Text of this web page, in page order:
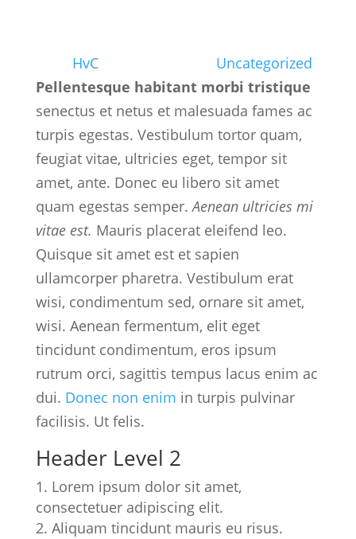
HvC|
Uncategorized
Pellentesque habitant morbi tristique
senectus et netus et malesuada fames ac
turpis egestas. Vestibulum tortor quam,
feugiat vitae, ultricies eget, tempor sit
amet, ante. Donec eu libero sit amet
quam egestas semper.Aenean ultricies mi
vitae est. Mauris placerat eleifend leo.
Quisque sit amet est et sapien
ullamcorper pharetra. Vestibulum erat
wisi, condimentum sed, ornare sit amet,
wisi. Aenean fermentum, elit eget
tincidunt condimentum, eros ipsum
rutrum orci, sagittis tempus lacus enim ac
dui. Donec non enim in turpis pulvinar
facilisis. Ut felis.
Header Level 2
Lorem ipsum dolor sit amet,
consectetuer adipiscing elit.
Aliquam tincidunt mauris eu risus.